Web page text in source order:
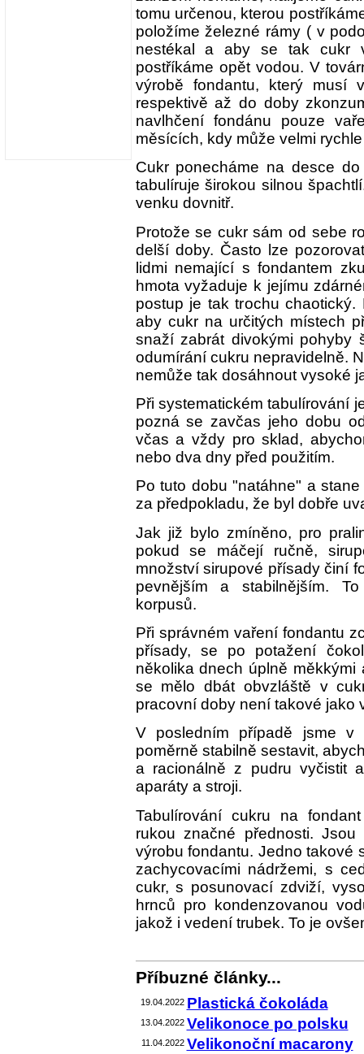
tomu určenou, kterou
položíme železné rámy ( v
nestékal a aby se tak cukr
postříkáme opět vodou. V
výrobě fondantu, který musí
respektivě až do doby
navlhčení fondánu pouze
měsících, kdy může velmi
Cukr ponecháme na desce
tabulíruje širokou silnou
venku dovnitř.
Protože se cukr sám od sebe
delší doby. Často lze
lidmi nemající s fondantem
hmota vyžaduje k jejímu
postup je tak trochu
aby cukr na určitých místech
snaží zabrát divokými pohyby
odumírání cukru nepravidelně.
nemůže tak dosáhnout vysoké
Při systematickém tabulírování
pozná se zavčas jeho dobu
včas a vždy pro sklad,
nebo dva dny před použitím.
Po tuto dobu "natáhne" a
za předpokladu, že byl dobře
Jak již bylo zmíněno, pro
pokud se máčejí ručně,
množství sirupové přísady činí
pevnějším a stabilnějším.
korpusů.
Při správném vaření fondantu
přísady, se po potažení
několika dnech úplně
se mělo dbát obvzláště v
pracovní doby není takové jako
V posledním případě jsme v
poměrně stabilně sestavit,
a racionálně z pudru vyčistit
aparáty a stroji.
Tabulírování cukru na
rukou značné přednosti.
výrobu fondantu. Jedno takové
zachycovacími nádržemi, s
cukr, s posunovací zdviží,
hrnců pro kondenzovanou
jakož i vedení trubek. To je
Příbuzné články...
19.04.2022 Plastická čokoláda
13.04.2022 Velikonoce po polsku
11.04.2022 Velikonoční macarony